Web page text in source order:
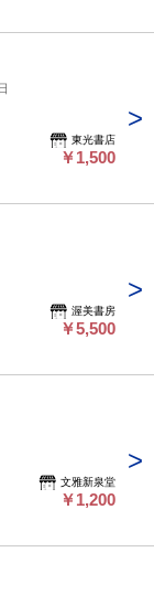
東光書店
￥1,500
渥美書房
￥5,500
文雅新泉堂
￥1,200